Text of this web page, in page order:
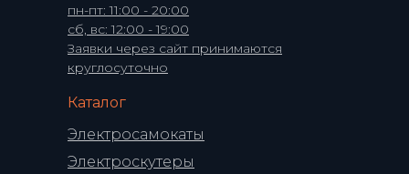
Каталог
Электросамокаты
Электроскутеры
пн-пт: 11:00 - 20:00
сб, вс: 12:00 - 19:00
Заявки через сайт принимаются
круглосуточно